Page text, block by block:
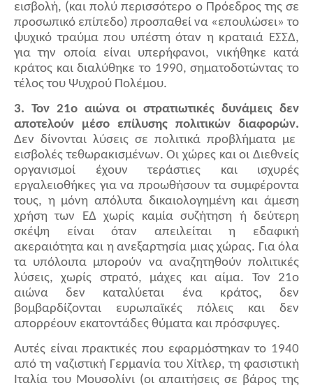
εισβολή, (και πολύ περισσότερο ο Πρόεδρος της σε
προσωπικό επίπεδο) προσπαθεί να «επουλώσει» το
ψυχικό τραύμα που υπέστη όταν η κραταιά ΕΣΣΔ,
για την οποία είναι υπερήφανοι, νικήθηκε κατά
κράτος και διαλύθηκε το 1990, σηματοδοτώντας το
τέλος του Ψυχρού Πολέμου.
3. Τον 21ο αιώνα οι στρατιωτικές δυνάμεις δεν
αποτελούν μέσο επίλυσης πολιτικών διαφορών.
Δεν δίνονται λύσεις σε πολιτικά προβλήματα με
εισβολές τεθωρακισμένων. Οι χώρες και οι Διεθνείς
οργανισμοί έχουν τεράστιες και ισχυρές
εργαλειοθήκες για να προωθήσουν τα συμφέροντα
τους, η μόνη απόλυτα δικαιολογημένη και άμεση
χρήση των ΕΔ χωρίς καμία συζήτηση ή δεύτερη
σκέψη είναι όταν απειλείται η εδαφική
ακεραιότητα και η ανεξαρτησία μιας χώρας. Για όλα
τα υπόλοιπα μπορούν να αναζητηθούν πολιτικές
λύσεις, χωρίς στρατό, μάχες και αίμα. Τον 21ο
αιώνα δεν καταλύεται ένα κράτος, δεν
βομβαρδίζονται ευρωπαϊκές πόλεις και δεν
απορρέουν εκατοντάδες θύματα και πρόσφυγες.
Αυτές είναι πρακτικές που εφαρμόστηκαν το 1940
από τη ναζιστική Γερμανία του Χίτλερ, τη φασιστική
Ιταλία του Μουσολίνι (οι απαιτήσεις σε βάρος της